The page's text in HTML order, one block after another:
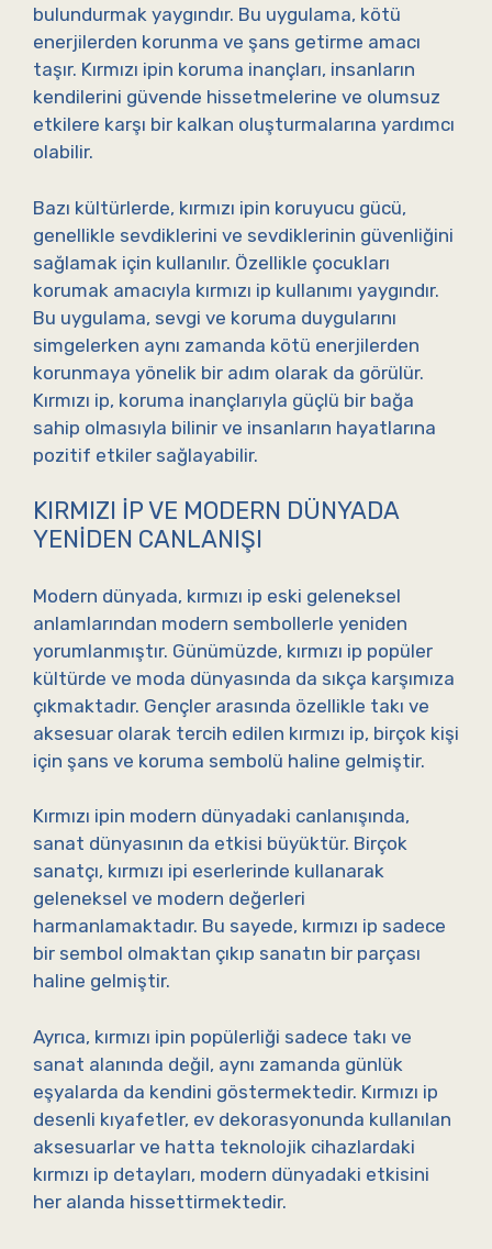
bulundurmak yaygındır. Bu uygulama, kötü
enerjilerden korunma ve şans getirme amacı
taşır. Kırmızı ipin koruma inançları, insanların
kendilerini güvende hissetmelerine ve olumsuz
etkilere karşı bir kalkan oluşturmalarına yardımcı
olabilir.
Bazı kültürlerde, kırmızı ipin koruyucu gücü,
genellikle sevdiklerini ve sevdiklerinin güvenliğini
sağlamak için kullanılır. Özellikle çocukları
korumak amacıyla kırmızı ip kullanımı yaygındır.
Bu uygulama, sevgi ve koruma duygularını
simgelerken aynı zamanda kötü enerjilerden
korunmaya yönelik bir adım olarak da görülür.
Kırmızı ip, koruma inançlarıyla güçlü bir bağa
sahip olmasıyla bilinir ve insanların hayatlarına
pozitif etkiler sağlayabilir.
KIRMIZI İP VE MODERN DÜNYADA
YENIDEN CANLANIŞI
Modern dünyada, kırmızı ip eski geleneksel
anlamlarından modern sembollerle yeniden
yorumlanmıştır. Günümüzde, kırmızı ip popüler
kültürde ve moda dünyasında da sıkça karşımıza
çıkmaktadır. Gençler arasında özellikle takı ve
aksesuar olarak tercih edilen kırmızı ip, birçok kişi
için şans ve koruma sembolü haline gelmiştir.
Kırmızı ipin modern dünyadaki canlanışında,
sanat dünyasının da etkisi büyüktür. Birçok
sanatçı, kırmızı ipi eserlerinde kullanarak
geleneksel ve modern değerleri
harmanlamaktadır. Bu sayede, kırmızı ip sadece
bir sembol olmaktan çıkıp sanatın bir parçası
haline gelmiştir.
Ayrıca, kırmızı ipin popülerliği sadece takı ve
sanat alanında değil, aynı zamanda günlük
eşyalarda da kendini göstermektedir. Kırmızı ip
desenli kıyafetler, ev dekorasyonunda kullanılan
aksesuarlar ve hatta teknolojik cihazlardaki
kırmızı ip detayları, modern dünyadaki etkisini
her alanda hissettirmektedir.